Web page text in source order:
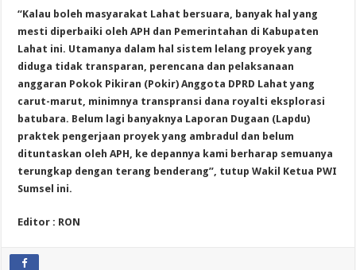
“Kalau boleh masyarakat Lahat bersuara, banyak hal yang
mesti diperbaiki oleh APH dan Pemerintahan di Kabupaten
Lahat ini. Utamanya dalam hal sistem lelang proyek yang
diduga tidak transparan, perencana dan pelaksanaan
anggaran Pokok Pikiran (Pokir) Anggota DPRD Lahat yang
carut-marut, minimnya transpransi dana royalti eksplorasi
batubara. Belum lagi banyaknya Laporan Dugaan (Lapdu)
praktek pengerjaan proyek yang ambradul dan belum
dituntaskan oleh APH, ke depannya kami berharap semuanya
terungkap dengan terang benderang”, tutup Wakil Ketua PWI
Sumsel ini.
Editor : RON